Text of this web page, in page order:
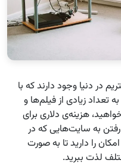
در دنیا وجود دارند که با
تعداد زیادی از فیلم‌ها و
هزینه‌ی دلاری برای
به سایت‌هایی که در
را دارید تا به صورت
لذت ببرید.